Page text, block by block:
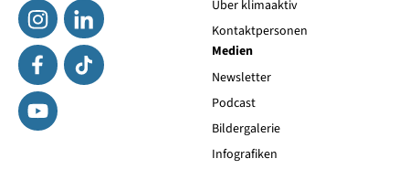
Über klimaaktiv
Kontaktpersonen
Medien
Newsletter
Podcast
Bildergalerie
Infografiken